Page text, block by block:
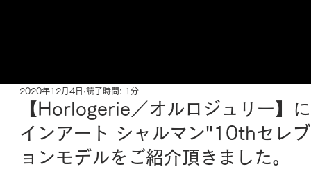
【Horlogerie／オルロジュリー】
インアート シャルマン"10thセレ
ョンモデルをご紹介頂きました。
2020年12月4日 読了時間: 1分